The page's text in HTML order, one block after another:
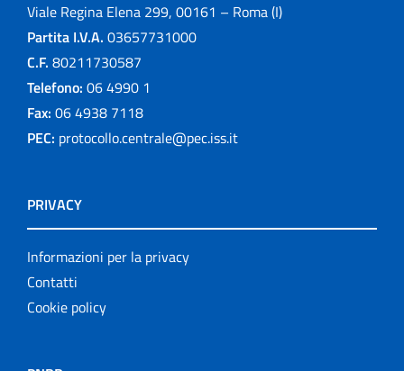
Viale Regina Elena 299, 00161 – Roma (I)
Partita I.V.A. 03657731000
C.F. 80211730587
Telefono: 06 4990 1
Fax: 06 4938 7118
PEC: protocollo.centrale@pec.iss.it
PRIVACY
Informazioni per la privacy
Contatti
Cookie policy